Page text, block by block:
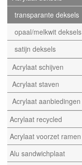
transparante deksels
opaal/melkwit deksels
satijn deksels
Acrylaat schijven
Acrylaat staven
Acrylaat aanbiedingen
Acrylaat recycled
Acrylaat voorzet ramen
Alu sandwichplaat